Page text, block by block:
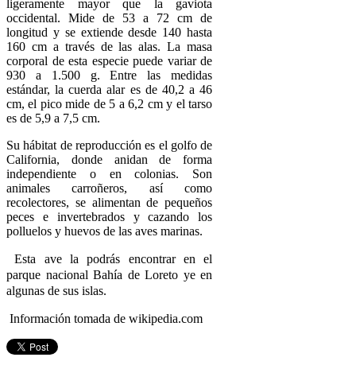
ligeramente mayor que la gaviota
occidental. Mide de 53 a 72 cm de
longitud y se extiende desde 140 hasta
160 cm a través de las alas. La masa
corporal de esta especie puede variar de
930 a 1.500 g. Entre las medidas
estándar, la cuerda alar es de 40,2 a 46
cm, el pico mide de 5 a 6,2 cm y el tarso
es de 5,9 a 7,5 cm.
Su hábitat de reproducción es el golfo de
California, donde anidan de forma
independiente o en colonias. Son
animales carroñeros, así como
recolectores, se alimentan de pequeños
peces e invertebrados y cazando los
polluelos y huevos de las aves marinas.
Esta ave la podrás encontrar en el
parque nacional Bahía de Loreto ye en
algunas de sus islas.
Información tomada de wikipedia.com